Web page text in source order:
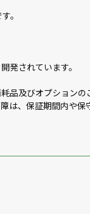
。
発されています。
及びオプション
、保証期間内や